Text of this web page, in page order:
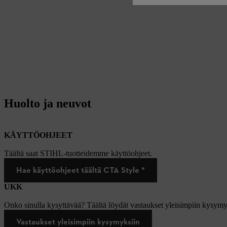
Huolto ja neuvot
KÄYTTÖOHJEET
Täältä saat STIHL-tuotteidemme käyttöohjeet.
Hae käyttöohjeet täältä CTA Style *
UKK
Onko sinulla kysyttävää? Täältä löydät vastaukset yleisimpiin
Vastaukset yleisimpiin kysymyksiin